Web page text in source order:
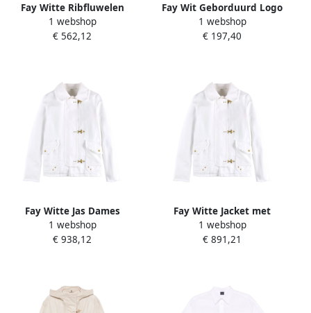
Fay Witte Ribfluwelen
Kraag Overhemd Lange
Mouwen White Dames
1 webshop
€ 562,12
Fay Wit Geborduurd Logo
Knoopmanchet Overhemd
White Dames
1 webshop
€ 197,40
Fay Witte Jas Dames
Buitenkleding Ss25 White
Dames
1 webshop
€ 938,12
Fay Witte Jacket met
Raffelrand en Zakken White
Dames
1 webshop
€ 891,21